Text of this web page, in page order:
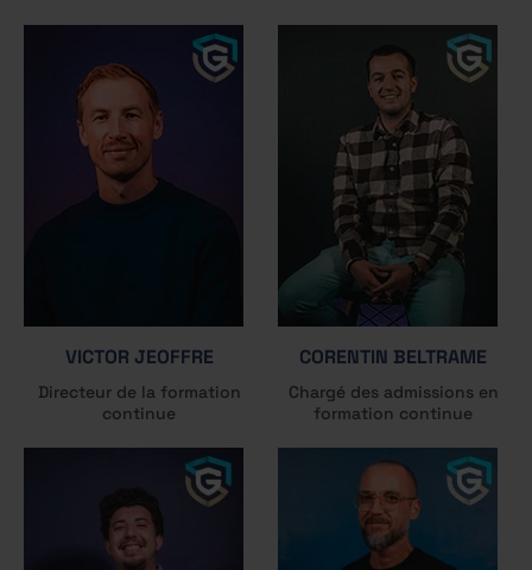
VICTOR JEOFFRE
Directeur de la formation
continue
CORENTIN BELTRAME
Chargé des admissions en
formation continue